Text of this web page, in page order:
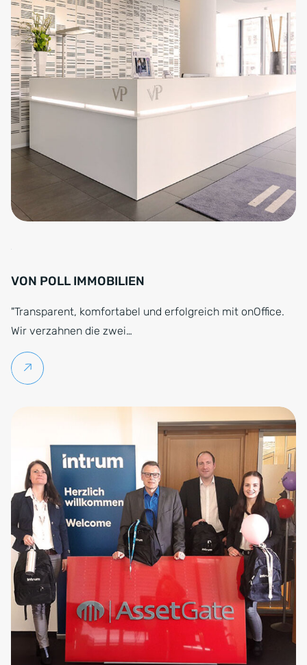
VON POLL IMMOBILIEN
"Transparent, komfortabel und erfolgreich mit onOffice.
Wir verzahnen die zwei…
Weiterlesen